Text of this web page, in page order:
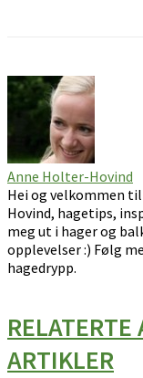
Anne Holter-Hovind
Hei og velkommen
Hovind, hagetips,
meg ut i hager og
opplevelser :) Følg
hagedrypp.
RELATERTE
ARTIKLER